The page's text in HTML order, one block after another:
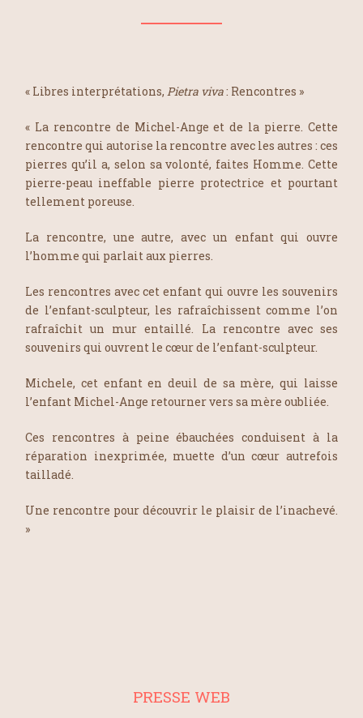
« Libres interprétations, Pietra viva: Rencontres »
« La rencontre de Michel-Ange et de la pierre. Cette
rencontre qui autorise la rencontre avec les autres : ces
pierres qu’il a, selon sa volonté, faites Homme. Cette
pierre-peau ineffable pierre protectrice et pourtant
tellement poreuse.
La rencontre, une autre, avec un enfant qui ouvre
l’homme qui parlait aux pierres.
Les rencontres avec cet enfant qui ouvre les souvenirs
de l’enfant-sculpteur, les rafraîchissent comme l’on
rafraîchit un mur entaillé. La rencontre avec ses
souvenirs qui ouvrent le cœur de l’enfant-sculpteur.
Michele, cet enfant en deuil de sa mère, qui laisse
l’enfant Michel-Ange retourner vers sa mère oubliée.
Ces rencontres à peine ébauchées conduisent à la
réparation inexprimée, muette d’un cœur autrefois
tailladé.
Une rencontre pour découvrir le plaisir de l’inachevé.
»
PRESSE WEB